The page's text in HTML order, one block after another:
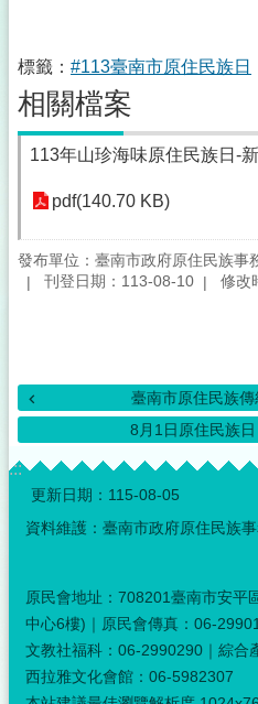
標籤： #113臺南市原住民族日
相關檔案
113年山珍海味原住民族日-
pdf(140.70 KB)
發布單位：臺南市政府原住民族事
刊登日期：113-08-10
修改
臺南市原住民族
8月1日原住民族
:::
更新日期： 115-08-05
資料維護：臺南市政府原住民族
原民會地址：708201臺南市安平
中心6樓)｜原民會傳真：06-
文教社福科：06-2990290｜綜合
西拉雅文化會館：06-5982307